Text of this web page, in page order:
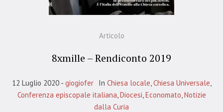
Articolo
8xmille – Rendiconto 2019
12 Luglio 2020 giogiofer In Chiesa locale Chiesa Universale
Conferenza episcopale italiana Diocesi Economato Notizie
dalla Curia